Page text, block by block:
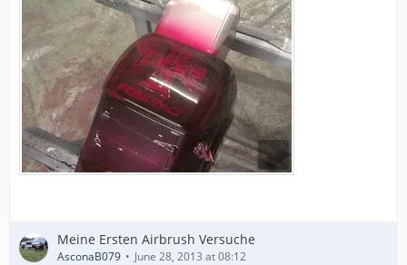
Meine Ersten Airbrush Versuche
AsconaB079 June 28, 2013 at 08:12